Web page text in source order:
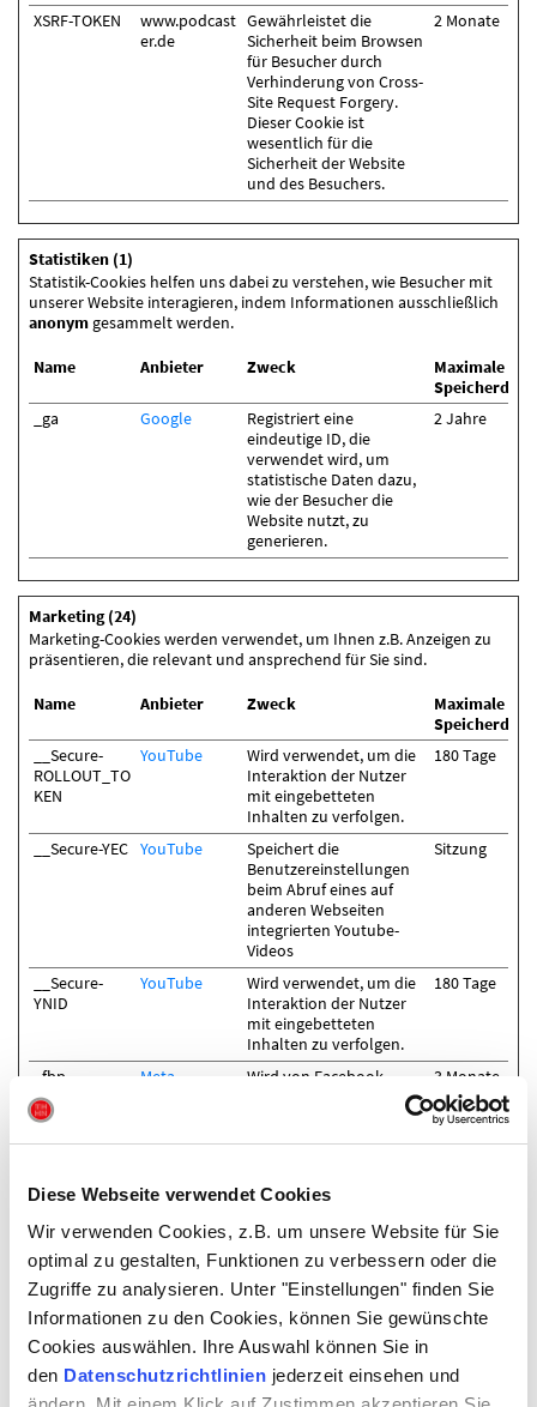
Diese Webseite verwendet Cookies
Wir verwenden Cookies, z.B. um unsere Website für Sie
optimal zu gestalten, Funktionen zu verbessern oder die
Zugriffe zu analysieren. Unter "Einstellungen" finden Sie
Informationen zu den Cookies, können Sie gewünschte
Cookies auswählen. Ihre Auswahl können Sie in
den Datenschutzrichtlinien jederzeit einsehen und
XSRF-TOKEN
www.podcast
er.de
Gewährleistet die
Sicherheit beim Browsen
für Besucher durch
Verhinderung von Cross-
Site Request Forgery.
Dieser Cookie ist
wesentlich für die
Sicherheit der Website
und des Besuchers.
2 Monate
Statistiken (1)
Statistik-Cookies helfen uns dabei zu verstehen, wie Besucher mit
unserer Website interagieren, indem Informationen ausschließlich
anonym gesammelt werden.
Name Anbieter Zweck
Maximale
_ga
Google
Registriert eine
eindeutige ID, die
verwendet wird, um
statistische Daten dazu,
wie der Besucher die
Website nutzt, zu
generieren.
2 Jahre
Marketing (24)
Marketing-Cookies werden verwendet, um Ihnen z.B. Anzeigen zu
präsentieren, die relevant und ansprechend für Sie sind.
Name Anbieter Zweck
Maximale
__Secure-
ROLLOUT_TO
KEN
YouTube
Wird verwendet, um die
Interaktion der Nutzer
mit eingebetteten
Inhalten zu verfolgen.
180 Tage
__Secure-YEC YouTube
Speichert die
Benutzereinstellungen
beim Abruf eines auf
anderen Webseiten
integrierten Youtube-
Videos
Sitzung
__Secure-
YNID
YouTube
Wird verwendet, um die
Interaktion der Nutzer
mit eingebetteten
Inhalten zu verfolgen.
180 Tage
_fbp
Meta
Wird von Facebook
genutzt, um eine Reihe
3 Monate
Daten zu Google
Analytics über das Gerät
und das Verhalten des
Besuchers zu
senden. Erfasst den
Besucher über Geräte
und Marketingkanäle
hinweg.